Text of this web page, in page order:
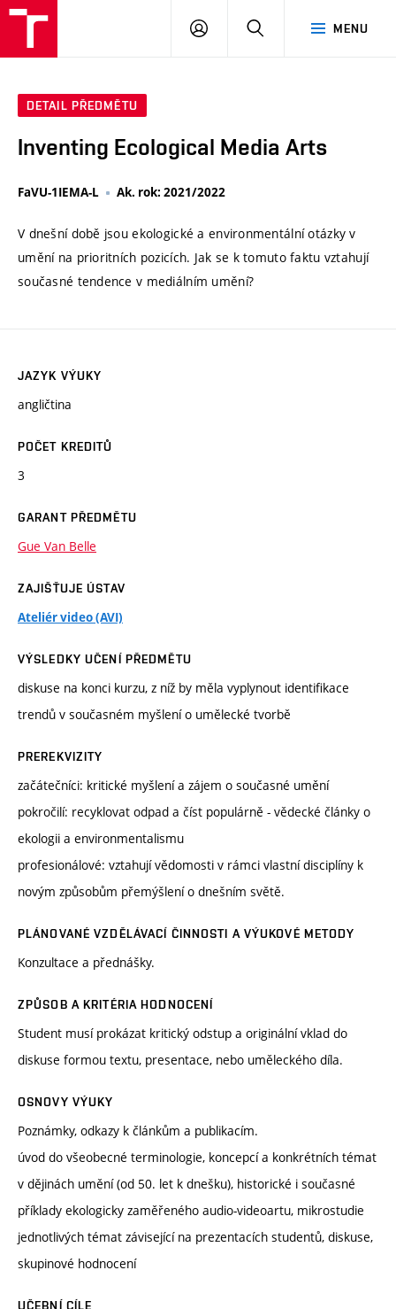
MENU
PŘIHLÁSIT
DETAIL PŘEDMĚTU
Inventing Ecological Media Arts
FaVU-1IEMA-L Ak. rok: 2021/2022
V dnešní době jsou ekologické a environmentální otázky v
umění na prioritních pozicích. Jak se k tomuto faktu vztahují
současné tendence v mediálním umění?
JAZYK VÝUKY
angličtina
POČET KREDITŮ
3
GARANT PŘEDMĚTU
Gue Van Belle
ZAJIŠŤUJE ÚSTAV
Ateliér video (AVI)
VÝSLEDKY UČENÍ PŘEDMĚTU
diskuse na konci kurzu, z níž by měla vyplynout identifikace
trendů v současném myšlení o umělecké tvorbě
PREREKVIZITY
začátečníci: kritické myšlení a zájem o současné umění
pokročilí: recyklovat odpad a číst populárně - vědecké články o
ekologii a environmentalismu
profesionálové: vztahují vědomosti v rámci vlastní disciplíny k
novým způsobům přemýšlení o dnešním světě.
PLÁNOVANÉ VZDĚLÁVACÍ ČINNOSTI A VÝUKOVÉ METODY
Konzultace a přednášky.
ZPŮSOB A KRITÉRIA HODNOCENÍ
Student musí prokázat kritický odstup a originální vklad do
diskuse formou textu, presentace, nebo uměleckého díla.
OSNOVY VÝUKY
Poznámky, odkazy k článkům a publikacím.
úvod do všeobecné terminologie, koncepcí a konkrétních témat
v dějinách umění (od 50. let k dnešku), historické i současné
příklady ekologicky zaměřeného audio-videoartu, mikrostudie
jednotlivých témat závisející na prezentacích studentů, diskuse,
skupinové hodnocení
UČEBNÍ CÍLE